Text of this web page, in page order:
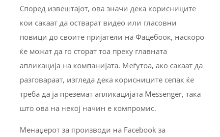
Според извештајот, ова значи дека корисниците
кои сакаат да остварат видео или гласовни
повици до своите пријатели на Фацебоок, наскоро
ќе можат да го сторат тоа преку главната
апликација на компанијата. Меѓутоа, ако сакаат да
разговараат, изгледа дека корисниците сепак ќе
треба да ја преземат апликацијата Messenger, така
што ова на некој начин е компромис.
Менаџерот за производи на Facebook за